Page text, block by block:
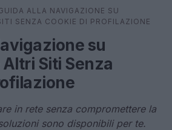
ALLA NAVIGAZIONE SU
SENZA COOKIE DI PROFILAZIONE
su
Siti Senza
in rete senza compromettere la
sono disponibili per te.